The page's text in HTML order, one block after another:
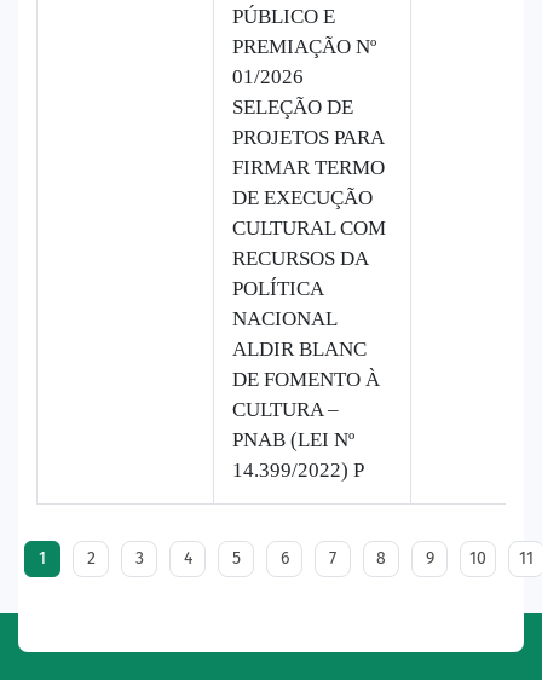
PÚBLICO E
PREMIAÇÃO Nº
01/2026
SELEÇÃO DE
PROJETOS PARA
FIRMAR TERMO
DE EXECUÇÃO
CULTURAL COM
RECURSOS DA
POLÍTICA
NACIONAL
ALDIR BLANC
DE FOMENTO À
CULTURA –
PNAB (LEI Nº
14.399/2022) P
1 2 3 4 5 6 7 8 9 10 11